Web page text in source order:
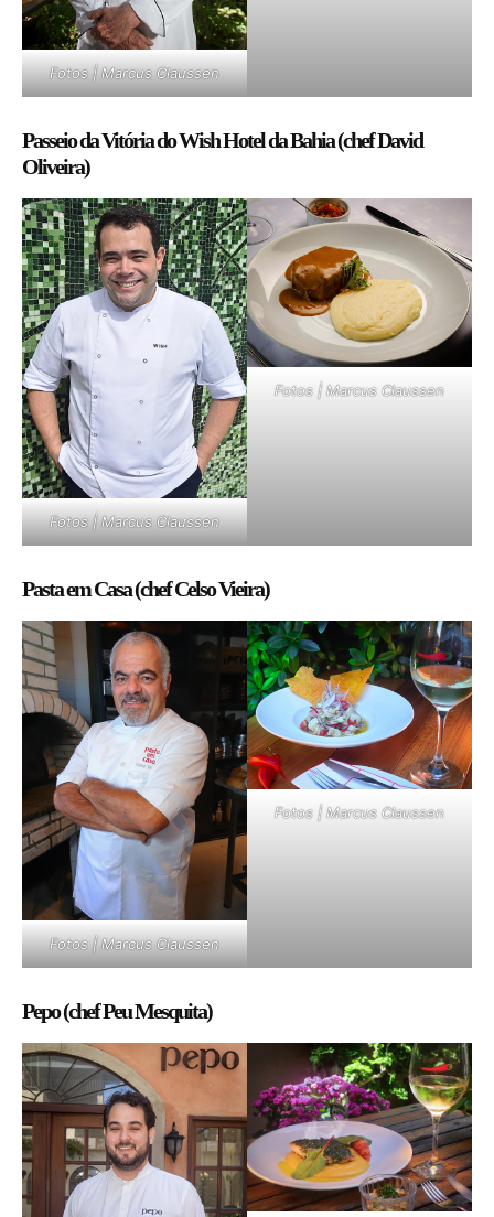
Fotos | Marcus Claussen
Passeio da Vitória do Wish Hotel da Bahia (chef David
Oliveira)
Fotos | Marcus Claussen
Fotos | Marcus Claussen
Pasta em Casa (chef Celso Vieira)
Fotos | Marcus Claussen
Fotos | Marcus Claussen
Pepo (chef Peu Mesquita)